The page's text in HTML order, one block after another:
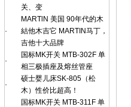
关、变
·
MARTlN 美国 90年代的木
結他木吉它 MARTIN马丁，
吉他十大品牌
·
国标MK开关 MTB-302F 单
相三极插座及熔丝管座
·
硕士婴儿床SK-805（松
木）性价比超高！
国标MK开关 MTB-311F 单